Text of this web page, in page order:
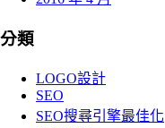
分類
LOGO設計
SEO
SEO搜尋引擎最佳化